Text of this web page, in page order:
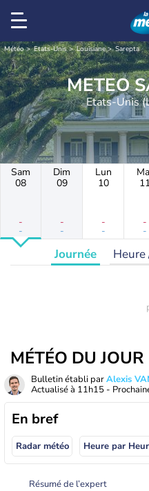
Météo Etats-Unis Louisiane Sarepta
Etats-Unis
Sam
08
-
-
Dim
09
-
-
Lun
10
-
-
-
-
Journée Heure
MÉTÉO DU JOUR
Bulletin établi parAlexis
Actualisé à 11h15 -
En bref
Radar météo Heure par
Résumé de l’expert